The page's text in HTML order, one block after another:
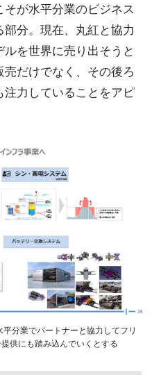
が水平分業のビジネス
分。現在、丸紅と協力
を世界に売り出そうと
だけでなく、その後ろ
力していることをアピ
分業でパートナーと協力してフリ
供にも踏み込んでいくとする